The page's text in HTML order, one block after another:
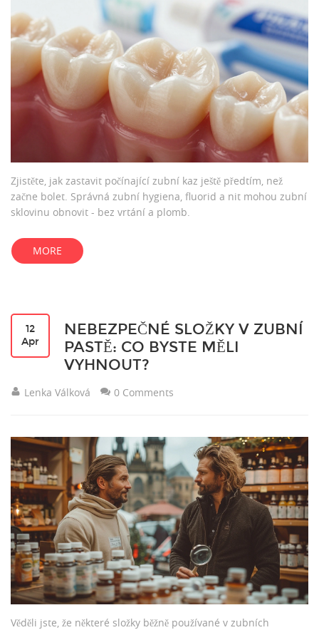
Zjistěte, jak zastavit počínající zubní kaz ještě předtím, než
začne bolet. Správná zubní hygiena, fluorid a nit mohou zubní
sklovinu obnovit - bez vrtání a plomb.
MORE
12
Apr
NEBEZPEČNÉ SLOŽKY V ZUBNÍ
PASTĚ: CO BYSTE MĚLI
VYHNOUT?
Lenka Válková 0 Comments
Věděli jste, že některé složky běžně používané v zubních